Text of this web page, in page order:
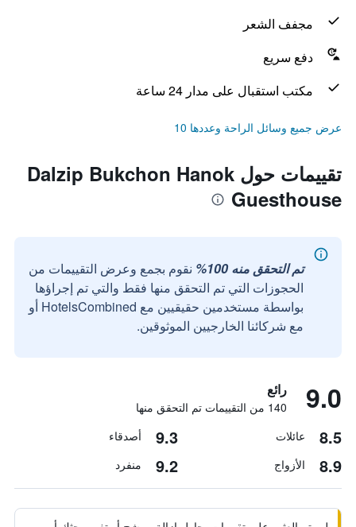
مجفف الشعر
دفع سريع
مكتب استقبال على مدار 24 ساعة
عرض جميع وسائل الراحة وعددها 10
تقييمات حول Dalzip Bukchon Hanok
Guesthouse
تم التحقق منه 100%
نقوم بجمع وعرض التقييمات من
الحجوزات التي تم التحقق منها فقط والتي تم إجراؤها
بواسطة مستخدمين حقيقيين مع HotelsCombined أو
مع شركائنا الخارجيين الموثوقين.
9.0 رائع
140 من التقييمات تم التحقق منها
8.5 عائلات 9.3 أصدقاء
8.9 الأزواج 9.2 منفرد